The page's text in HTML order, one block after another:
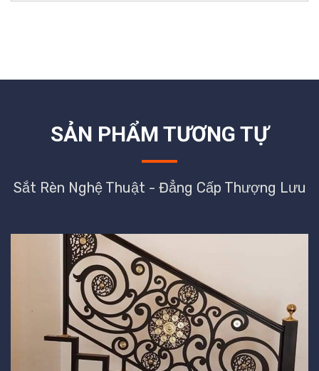
SẢN PHẨM TƯƠNG TỰ
Sắt Rèn Nghệ Thuật - Đẳng Cấp Thượng Lưu